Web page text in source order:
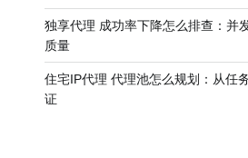
独享代理 成功率下降怎么排查：并
质量
住宅IP代理 代理池怎么规划：从任
证